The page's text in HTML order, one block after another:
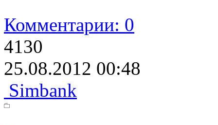
Комментарии: 0
4130
25.08.2012 00:48
Simbank